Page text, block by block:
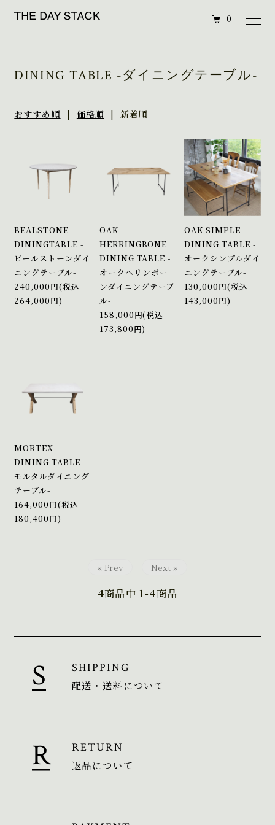
0
DINING TABLE -ダイニングテーブル-
おすすめ順 | 価格順 | 新着順
BEALSTONE
DININGTABLE -
ビールストーンダイ
ニングテーブル-
240,000円(税込
264,000円)
OAK
HERRINGBONE
DINING TABLE -
オークヘリンボー
ンダイニングテーブ
ル-
158,000円(税込
173,800円)
OAK SIMPLE
DINING TABLE -
オークシンプルダイ
ニングテーブル-
130,000円(税込
143,000円)
MORTEX
DINING TABLE -
モルタルダイニング
テーブル-
164,000円(税込
180,400円)
« Prev Next »
4商品中 1-4商品
SHIPPING
配送・送料について
RETURN
返品について